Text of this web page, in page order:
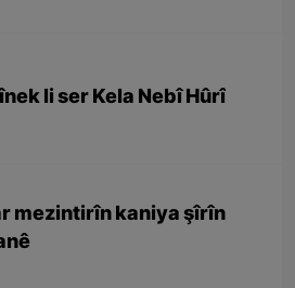
li ser Kela Nebî Hûrî
mezintirîn kaniya şîrîn